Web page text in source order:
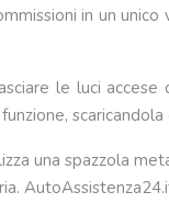
in un
le luci
una spazzola